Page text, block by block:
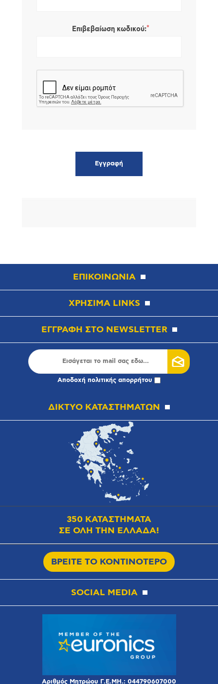
Επιβεβαίωση κωδικού:*
ΕΠΙΚΟΙΝΩΝΙΑ
ΧΡΗΣΙΜΑ LINKS
ΕΓΓΡΑΦΗ ΣΤΟ NEWSLETTER
Αποδοχή πολιτικής απορρήτου
ΔΙΚΤΥΟ ΚΑΤΑΣΤΗΜΑΤΩΝ
350 ΚΑΤΑΣΤΗΜΑΤΑ
ΣΕ ΟΛΗ ΤΗΝ ΕΛΛΑΔΑ!
ΒΡΕΙΤΕ ΤΟ ΚΟΝΤΙΝΟΤΕΡΟ
SOCIAL MEDIA